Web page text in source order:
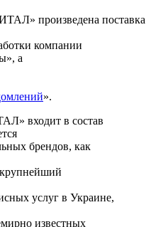
произведена поставка
компании
а
».
входит в состав
брендов, как
услуг в Украине,
известных